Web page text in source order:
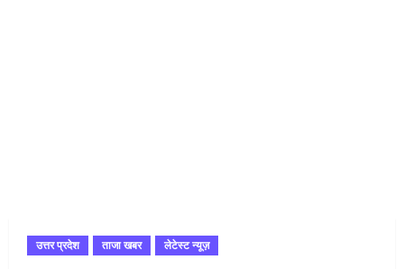
उत्तर प्रदेश ताजा खबर लेटेस्ट न्यूज़